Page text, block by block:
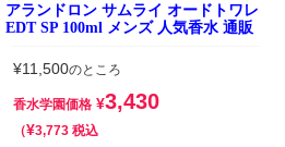
アランドロン サムライ オードトワレ
EDT SP 100ml メンズ 人気香水 通販
¥11,500のところ
香水学園価格 ¥3,430
¥3,773 税込